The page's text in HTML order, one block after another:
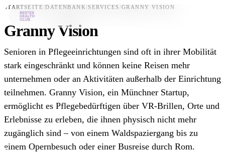
Datenbank
News
Für Unternehmen
Jetzt downloaden
STARTSEITE /DATENBANK /SERVICES /GRANNY VISION
Granny Vision
Senioren in Pflegeeinrichtungen sind oft in ihrer Mobilität
stark eingeschränkt und können keine Reisen mehr
unternehmen oder an Aktivitäten außerhalb der Einrichtung
teilnehmen. Granny Vision, ein Münchner Startup,
ermöglicht es Pflegebedürftigen über VR-Brillen, Orte und
Erlebnisse zu erleben, die ihnen physisch nicht mehr
zugänglich sind – von einem Waldspaziergang bis zu
einem Opernbesuch oder einer Busreise durch Rom.